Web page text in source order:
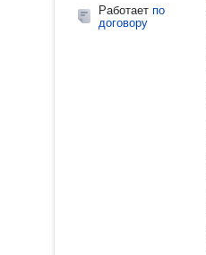
Работает по
договору